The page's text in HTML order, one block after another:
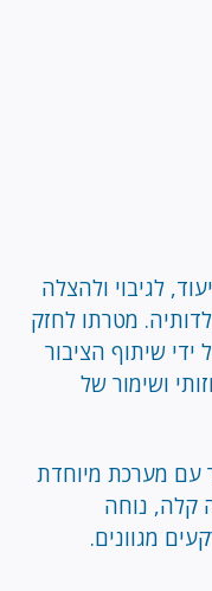
לגיבוי ולהצלה
מטרתו לחזק
ידי שיתוף הציבור
ושימור של
עם מערכת מיוחדת
קלה, נוחה
מגוונים.